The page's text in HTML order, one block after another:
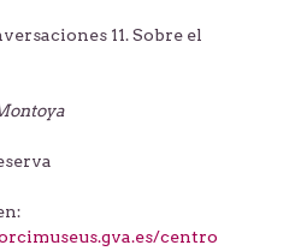
11. Sobre el
centro